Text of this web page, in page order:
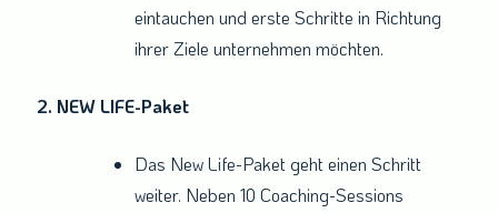
eintauchen und erste Schritte in Richtung
ihrer Ziele unternehmen möchten.
2. NEW LIFE-Paket
Das New Life-Paket geht einen Schritt
weiter. Neben 10 Coaching-Sessions